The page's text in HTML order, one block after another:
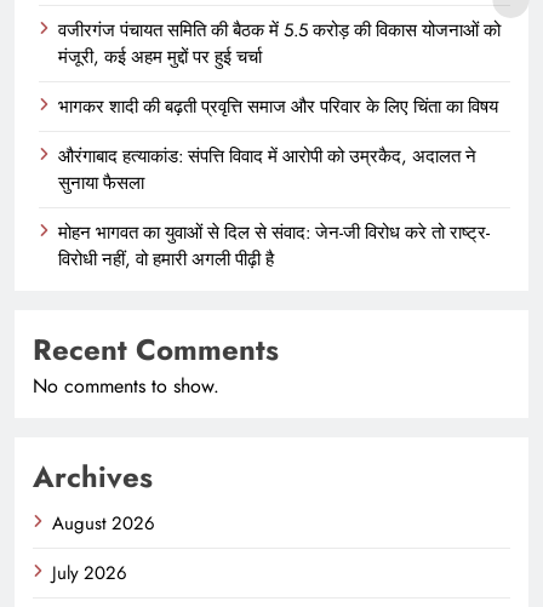
वजीरगंज पंचायत समिति की बैठक में 5.5 करोड़ की विकास योजनाओं को
मंजूरी, कई अहम मुद्दों पर हुई चर्चा
भागकर शादी की बढ़ती प्रवृत्ति समाज और परिवार के लिए चिंता का विषय
औरंगाबाद हत्याकांड: संपत्ति विवाद में आरोपी को उम्रकैद, अदालत ने
सुनाया फैसला
मोहन भागवत का युवाओं से दिल से संवाद: जेन-जी विरोध करे तो राष्ट्र-
विरोधी नहीं, वो हमारी अगली पीढ़ी है
Recent Comments
No comments to show.
Archives
August 2026
July 2026